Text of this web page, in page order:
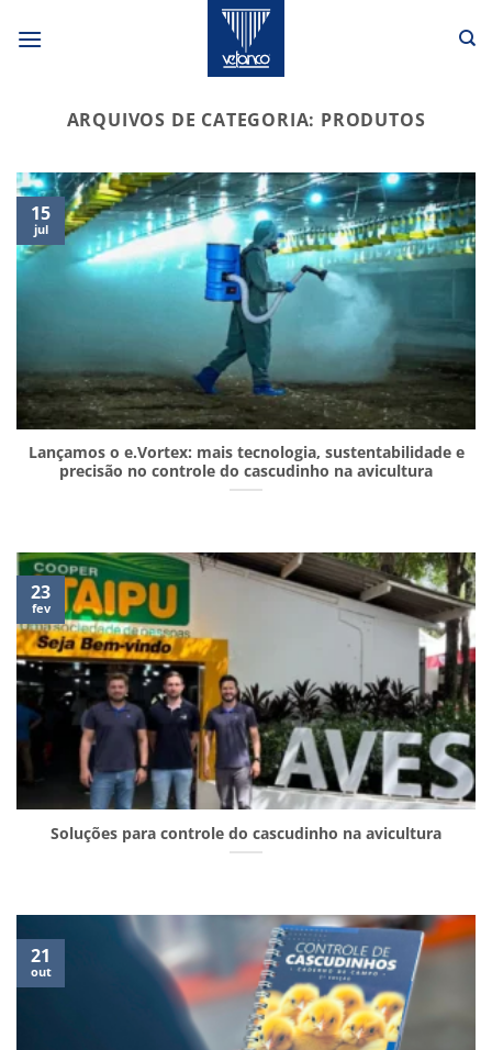
ARQUIVOS DE CATEGORIA: PRODUTOS
Lançamos o e.Vortex: mais tecnologia, sustentabilidade e
precisão no controle do cascudinho na avicultura
15
jul
Soluções para controle do cascudinho na avicultura
23
fev
21
out